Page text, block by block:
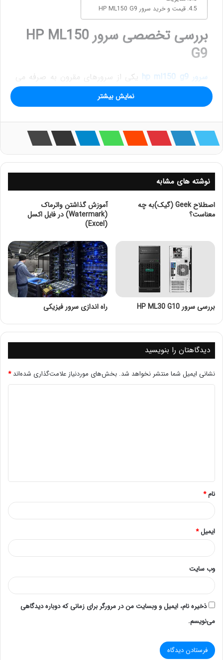
قیمت و خرید سرور HP ML150 G9
بررسی تخصصی سرور HP ML150
G9
سرور hp ml150 g9
یکی از سرورهای مقرون به صرفه می
باشد که توسط کمپانی HP به بازار ارائه شده است. این سرور
می تواند قدرت پردازشی مناسبی ارائه دهد و حداکثر از 2
پشتیبانی از 512 گیگابایت حافظه رم بوده و به صورت
ایستاده طراحی شده است.
مشخصات سرور HP ML150 G9
فرم فاکتور 5 یونیت ایستاده
پیکربندی 4LFF
دو پردازنده سری Intel Xeon E5-2600 V3 & v4
حداکثر 18 هسته تا 120 وات
16 اسلات DIMM
پشتیبانی تا ظرفیت 512 گیگابایت رم سرور ( 16x
32GB LRDIMM & RDIMM @2400MHz)
پشتیبانی از HPE SmartMemory
قابلیت نصب 10 عدد هارد LFF و 16 عدد هارد SFF
اتصال 12 گیگابایت بر ثانیه
نرم افزار مدیریت سیستم HPE ILO 4
پردازنده سرور HP ML150 G9
مگابایت، پردازنده های 8 هسته ای 20 مگابایت، پردازنده
های 10 هسته ای 25 مگابایت، پردازنده های 12 هسته ای
و برای پردازنده های 18 هسته ای 45 مگابایت می باشد.
نمایش بیشتر
نوشته های مشابه
اصطلاح Geek (گیک)به چه
معناست؟
آموزش گذاشتن واترماک
(Watermark) در فایل اکسل
(Excel)
بررسی سرور HP ML30 G10 راه اندازی سرور فیزیکی
دیدگاهتان را بنویسید
نشانی ایمیل شما منتشر نخواهد شد. بخش‌های موردنیاز علامت‌گذاری شده‌اند*
نام*
ایمیل*
وب‌ سایت
ذخیره نام، ایمیل و وبسایت من در مرورگر برای زمانی که دوباره دیدگاهی
می‌نویسم.